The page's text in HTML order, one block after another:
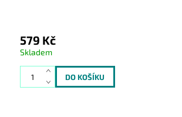
579 Kč
Skladem